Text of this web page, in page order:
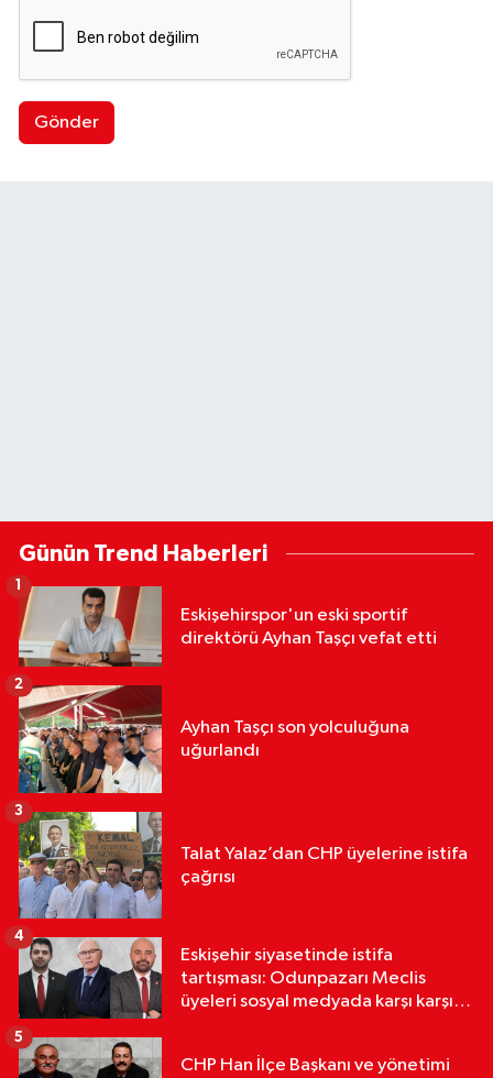
Gönder
Günün Trend Haberleri
Eskişehirspor'un eski sportif
direktörü Ayhan Taşçı vefat etti
Ayhan Taşçı son yolculuğuna
uğurlandı
2
Talat Yalaz’dan CHP üyelerine istifa
çağrısı
3
Eskişehir siyasetinde istifa
tartışması: Odunpazarı Meclis
üyeleri sosyal medyada karşı karşıya
4
CHP Han İlçe Başkanı ve yönetimi
5